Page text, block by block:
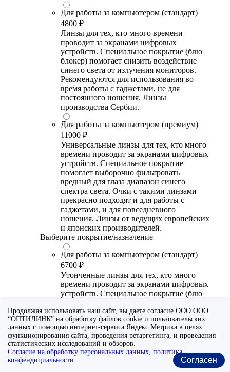
Для работы за компьютером (стандарт)
4800 ₽
Линзы для тех, кто много времени
проводит за экранами цифровых
устройств. Специальное покрытие (блю
блокер) помогает снизить воздействие
синего света от излучения мониторов.
Рекомендуются для использования во
время работы с гаджетами, не для
постоянного ношения. Линзы
производства Сербии.
Для работы за компьютером (премиум)
11000 ₽
Универсальные линзы для тех, кто много
времени проводит за экранами цифровых
устройств. Специальное покрытие
помогает выборочно фильтровать
вредный для глаза диапазон синего
спектра света. Очки с такими линзами
прекрасно подходят и для работы с
гаджетами, и для повседневного
ношения. Линзы от ведущих европейских
и японских производителей.
Выберите покрытие/назначение
Для работы за компьютером (стандарт)
6700 ₽
Утонченные линзы для тех, кто много
времени проводит за экранами цифровых
устройств. Специальное покрытие (блю
синего света от излучения мониторов.
Рекомендуются для использования во
время работы с гаджетами, не для
постоянного ношения. Линзы
производства Сербии или Ю.-В. Азии.
Для работы за компьютером (премиум)
Продолжая использовать наш сайт, вы даете согласие ООО ООО
“ОПТИЛИНК” на обработку файлов cookie и пользовательских
данных с помощью интернет-сервиса Яндекс.Метрика в целях
функционирования сайта, проведения ретаргетинга, и проведения
статистических исследований и обзоров.
Согласие на обработку персональных данных, политика
конфендициальности
Согласен